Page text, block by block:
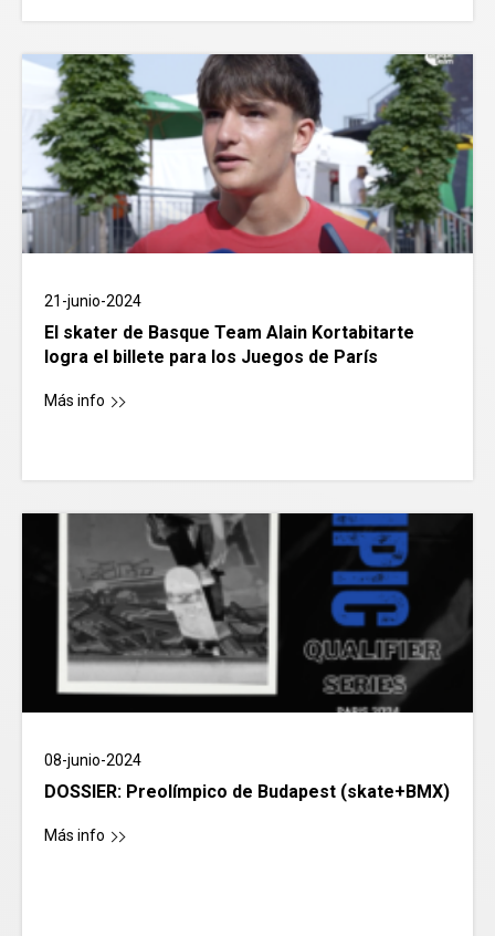
21-junio-2024
El skater de Basque Team Alain Kortabitarte
logra el billete para los Juegos de París
Más info
08-junio-2024
DOSSIER: Preolímpico de Budapest (skate+BMX)
Más info